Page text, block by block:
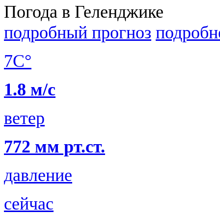
Погода в Геленджике
подробный прогноз
7C°
1.8 м/с
ветер
772 мм рт.ст.
давление
сейчас